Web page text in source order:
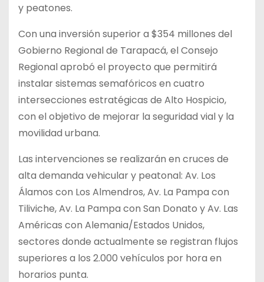
y peatones.
Con una inversión superior a $354 millones del
Gobierno Regional de Tarapacá, el Consejo
Regional aprobó el proyecto que permitirá
instalar sistemas semafóricos en cuatro
intersecciones estratégicas de Alto Hospicio,
con el objetivo de mejorar la seguridad vial y la
movilidad urbana.
Las intervenciones se realizarán en cruces de
alta demanda vehicular y peatonal: Av. Los
Álamos con Los Almendros, Av. La Pampa con
Tiliviche, Av. La Pampa con San Donato y Av. Las
Américas con Alemania/Estados Unidos,
sectores donde actualmente se registran flujos
superiores a los 2.000 vehículos por hora en
horarios punta.